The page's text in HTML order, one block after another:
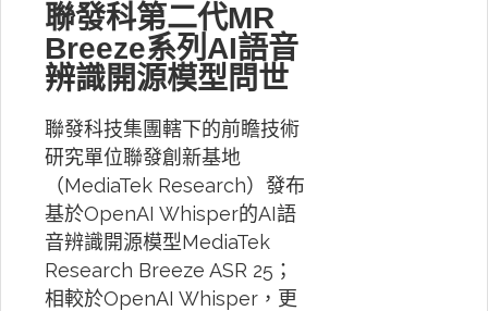
聯發科第二代MR
Breeze系列AI語音
辨識開源模型問世
聯發科技集團轄下的前瞻技術
研究單位聯發創新基地
（MediaTek Research）發布
基於OpenAI Whisper的AI語
音辨識開源模型MediaTek
Research Breeze ASR 25；
相較於OpenAI Whisper，更